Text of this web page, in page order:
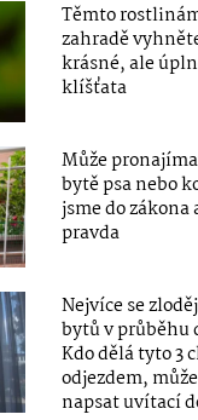
Těmto
zahradě
krásné, ale
klíšťata
Může
bytě psa nebo
jsme do
pravda
Nejvíce se
bytů v průběhu
Kdo dělá tyto 3
odjezdem,
napsat uvítací